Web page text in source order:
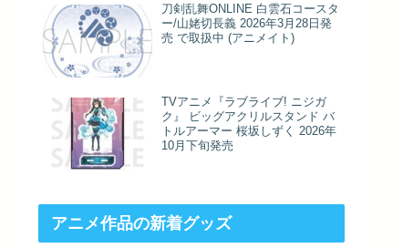
刀剣乱舞ONLINE 白雲石コースタ
ー/山姥切長義 2026年3月28日発
売 で取扱中 (アニメイト)
TVアニメ『ラブライブ! ニジガ
ク』 ビッグアクリルスタンド バ
トルアーマー 桜坂しずく 2026年
10月下旬発売
アニメ作品の新着グッズ